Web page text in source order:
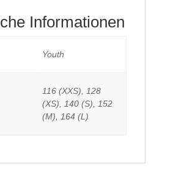
Informationen
Youth
116 (XXS), 128
(XS), 140 (S), 152
(M), 164 (L)